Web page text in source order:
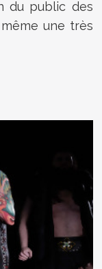
du public des
une très